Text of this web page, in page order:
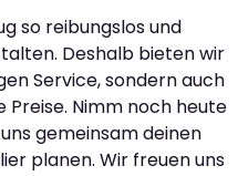
so reibungslos und
Deshalb bieten wir
Service, sondern auch
Nimm noch heute
gemeinsam deinen
planen. Wir freuen uns